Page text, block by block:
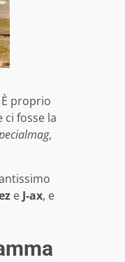
È proprio
fosse la
,
e J-ax, e